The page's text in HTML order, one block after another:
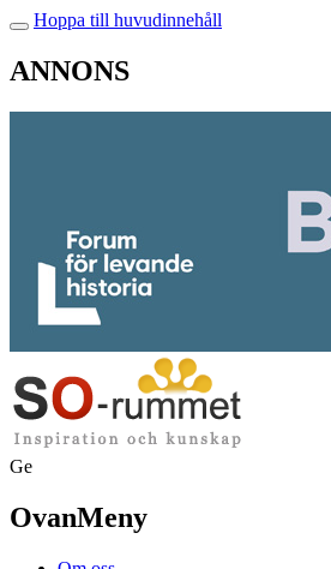
Hoppa till huvudinnehåll
ANNONS
Ge
OvanMeny